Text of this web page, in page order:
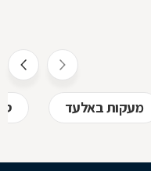
מעקות באלעד